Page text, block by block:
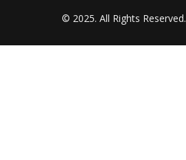
© 2025. All Rights Reserved.